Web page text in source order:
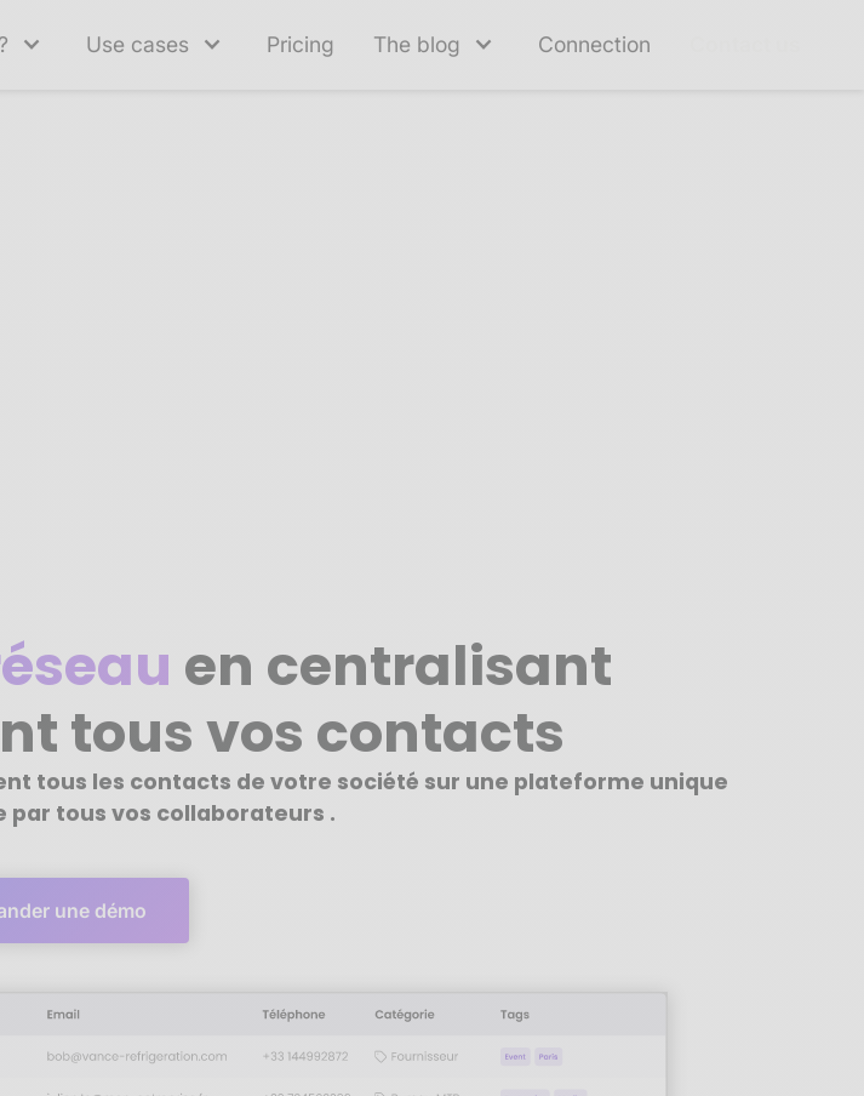
Use cases Pricing The blog Connection
en centralisant
tous vos contacts
tous les contacts de votre société sur une plateforme unique
par tous vos collaborateurs .
une démo